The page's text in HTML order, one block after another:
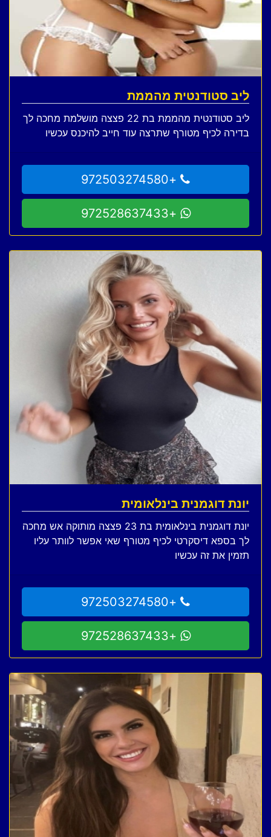
ליב סטודנטית מהממת
ליב סטודנטית מהממת בת 22 פצצה מושלמת מחכה לך
בדירה לכיף מטורף שתרצה עוד חייב להיכנס עכשיו
+972503274580
+972528637433
יונת דוגמנית בינלאומית
יונת דוגמנית בינלאומית בת 23 פצצה מותוקה אש מחכה
לך בספא דיסקרטי לכיף מטורף שאי אפשר לוותר עליו
תזמין את זה עכשיו
+972503274580
+972528637433